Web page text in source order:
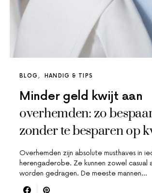
BLOG HANDIG & TIPS
Minder geld kwijt aan
overhemden: zo
zonder te besparen op
Overhemden zijn absolute musthaves in
herengaderobe. Ze kunnen zowel casual
worden gedragen. De meeste mannen…